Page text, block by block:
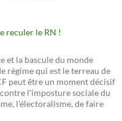
reculer le RN !
et la bascule du monde
régime qui est le terreau de
peut être un moment décisif
l'imposture sociale du
l'électoralisme, de faire